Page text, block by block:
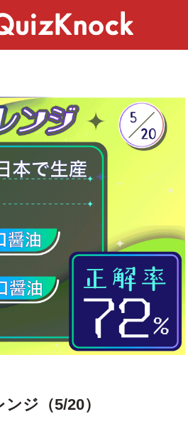
ジ（5/20）